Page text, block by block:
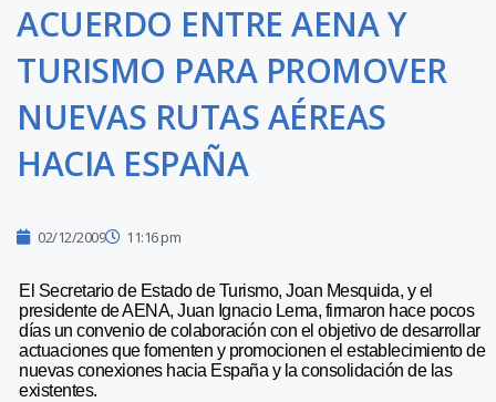
ACUERDO ENTRE AENA Y
TURISMO PARA PROMOVER
NUEVAS RUTAS AÉREAS
HACIA ESPAÑA
02/12/2009 11:16 pm
El Secretario de Estado de Turismo, Joan Mesquida, y el
presidente de AENA, Juan Ignacio Lema, firmaron hace pocos
días un convenio de colaboración con el objetivo de desarrollar
actuaciones que fomenten y promocionen el establecimiento de
nuevas conexiones hacia España y la consolidación de las
existentes.